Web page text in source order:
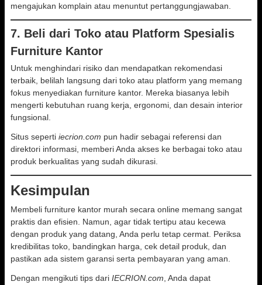
mengajukan komplain atau menuntut pertanggungjawaban.
7. Beli dari Toko atau Platform Spesialis
Furniture Kantor
Untuk menghindari risiko dan mendapatkan rekomendasi
terbaik, belilah langsung dari toko atau platform yang memang
fokus menyediakan furniture kantor. Mereka biasanya lebih
mengerti kebutuhan ruang kerja, ergonomi, dan desain interior
fungsional.
Situs seperti iecrion.com pun hadir sebagai referensi dan
direktori informasi, memberi Anda akses ke berbagai toko atau
produk berkualitas yang sudah dikurasi.
Kesimpulan
Membeli furniture kantor murah secara online memang sangat
praktis dan efisien. Namun, agar tidak tertipu atau kecewa
dengan produk yang datang, Anda perlu tetap cermat. Periksa
kredibilitas toko, bandingkan harga, cek detail produk, dan
pastikan ada sistem garansi serta pembayaran yang aman.
Dengan mengikuti tips dari IECRION.com , Anda dapat